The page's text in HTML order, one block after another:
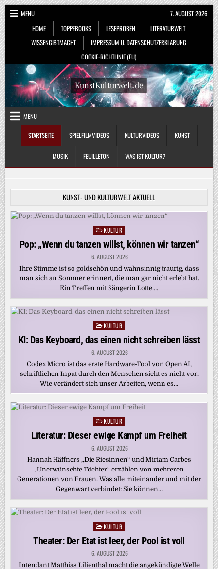
Skip
to
content
MENU
HOME
TOPPEBOOKS LESEPROBEN
LITERATURWELT
WISSENGIBTMACHT
IMPRESSUM U. DATENSCHUTZERKLÄRUNG
COOKIE-RICHTLINIE (EU)
7. AUGUST 2026
KunstKulturwelt.de
MENU
STARTSEITE
SPIELFILMVIDEOS KULTURVIDEOS KUNST
MUSIK FEUILLETON WAS IST KULTUR?
KUNST- UND KULTURWELT AKTUELL
PostedKULTUR
Pop: „Wenn du tanzen willst, können wir tanzen“
6. AUGUST 2026
Ihre Stimme ist so goldschön und wahnsinnig traurig, dass
man sich an Sommer erinnert, die man gar nicht erlebt hat.
Ein Treffen mit Sängerin Lotte….
PostedKULTUR
KI: Das Keyboard, das einen nicht schreiben lässt
6. AUGUST 2026
Codex Micro ist das erste Hardware-Tool von Open AI,
schriftlichen Input durch den Menschen sieht es nicht vor.
Wie verändert sich unser Arbeiten, wenn es…
PostedKULTUR
Literatur: Dieser ewige Kampf um Freiheit
6. AUGUST 2026
Hannah Häffners „Die Riesinnen“ und Miriam Carbes
„Unerwünschte Töchter“ erzählen von mehreren
Generationen von Frauen. Was alle miteinander und mit der
Gegenwart verbindet: Sie können…
Posted
in
KULTUR
Theater: Der Etat ist leer, der Pool ist voll
6. AUGUST 2026
Intendant Matthias Lilienthal macht die angekündigte Welle